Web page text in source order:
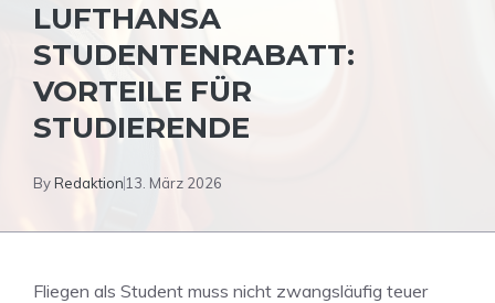
LUFTHANSA
STUDENTENRABATT:
VORTEILE FÜR
STUDIERENDE
ByRedaktion 13. März 2026
Fliegen als Student muss nicht zwangsläufig teuer